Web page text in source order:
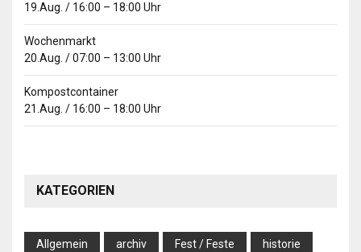
19.Aug. / 16:00 – 18:00 Uhr
Wochenmarkt
20.Aug. /07:00 – 13:00 Uhr
Kompostcontainer
21.Aug. / 16:00 – 18:00 Uhr
KATEGORIEN
Allgemein archiv Fest / Feste historie